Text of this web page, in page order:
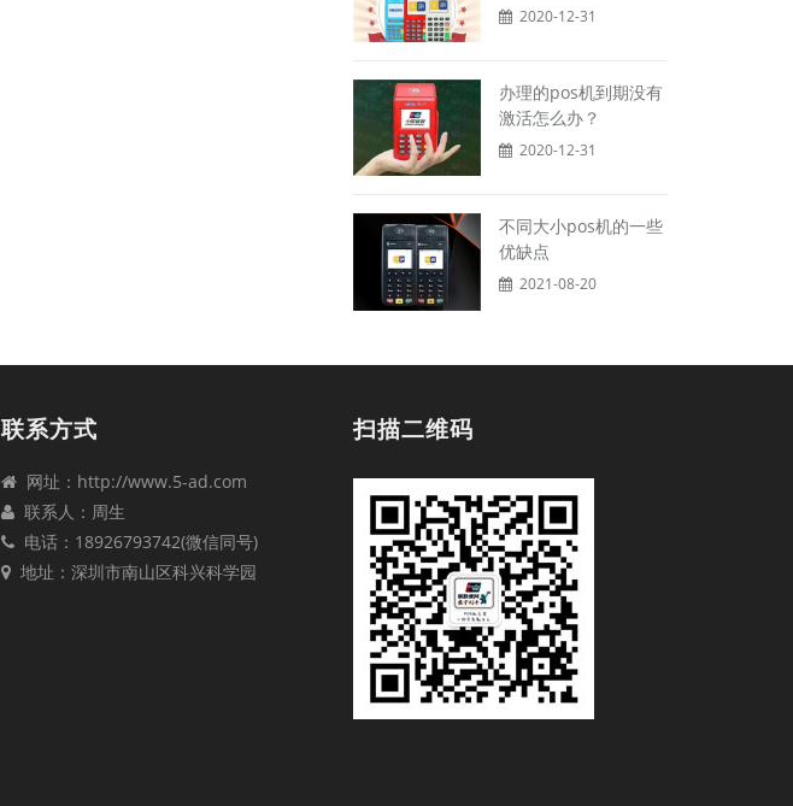
2020-12-31
办理的pos机到期没有
激活怎么办？
2020-12-31
不同大小pos机的一些
优缺点
2021-08-20
联系方式
网址：http://www.5-ad.com
联系人：周生
电话：18926793742(微信同号)
地址：深圳市南山区科兴科学园
扫描二维码